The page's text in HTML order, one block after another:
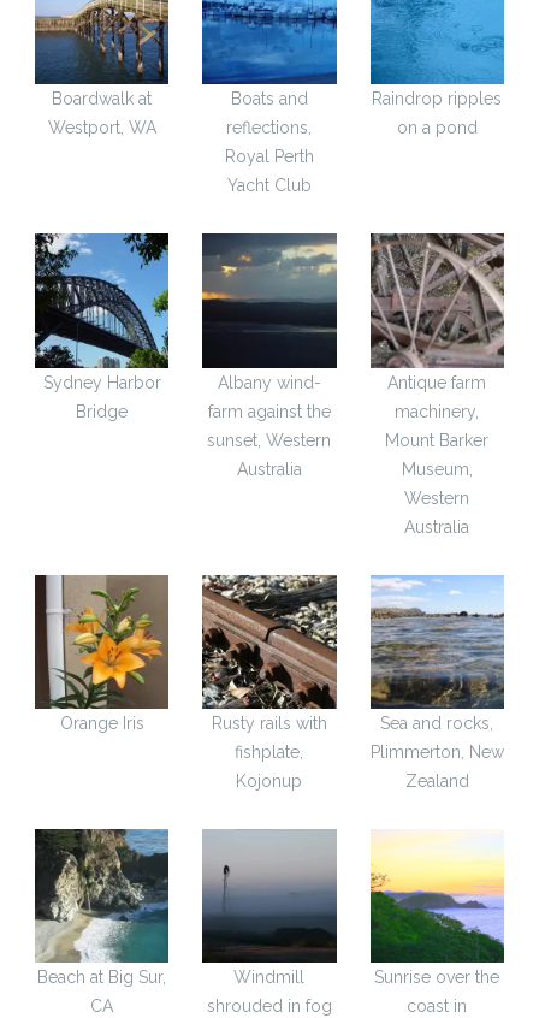
Boardwalk at
Westport, WA
Boats and
reflections,
Royal Perth
Yacht Club
Raindrop ripples
on a pond
Sydney Harbor
Bridge
Albany wind-
farm against the
sunset, Western
Australia
Antique farm
machinery,
Mount Barker
Museum,
Western
Australia
Orange Iris
Rusty rails with
fishplate,
Kojonup
Sea and rocks,
Plimmerton, New
Zealand
Beach at Big Sur,
CA
Windmill
shrouded in fog
Sunrise over the
coast in